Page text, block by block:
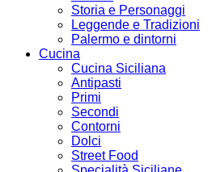
Storia e Personaggi
Leggende e Tradizioni
Palermo e dintorni
Cucina
Cucina Siciliana
Antipasti
Primi
Secondi
Contorni
Dolci
Street Food